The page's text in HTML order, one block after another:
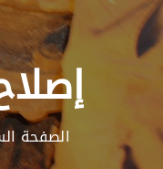
الصفحة